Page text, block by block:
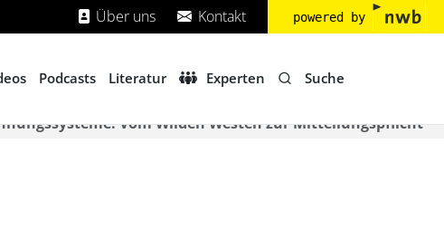
Über uns Kontakt powered by
Podcasts Literatur Experten Suche
Vom Wilden Westen zur Mitteilungspflicht